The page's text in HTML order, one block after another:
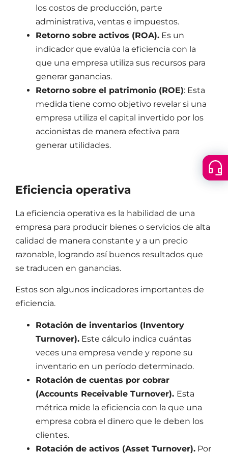
menu
los costos de producción, parte
administrativa, ventas e impuestos.
Retorno sobre activos (ROA). Es un
indicador que evalúa la eficiencia con la
que una empresa utiliza sus recursos para
generar ganancias.
Retorno sobre el patrimonio (ROE): Esta
medida tiene como objetivo revelar si una
empresa utiliza el capital invertido por los
accionistas de manera efectiva para
generar utilidades.
Eficiencia operativa
La eficiencia operativa es la habilidad de una
empresa para producir bienes o servicios de alta
calidad de manera constante y a un precio
razonable, logrando así buenos resultados que
se traducen en ganancias.
Estos son algunos indicadores importantes de
eficiencia.
Rotación de inventarios (Inventory
Turnover). Este cálculo indica cuántas
veces una empresa vende y repone su
inventario en un período determinado.
Rotación de cuentas por cobrar
(Accounts Receivable Turnover). Esta
métrica mide la eficiencia con la que una
empresa cobra el dinero que le deben los
clientes.
Rotación de activos (Asset Turnover). Por